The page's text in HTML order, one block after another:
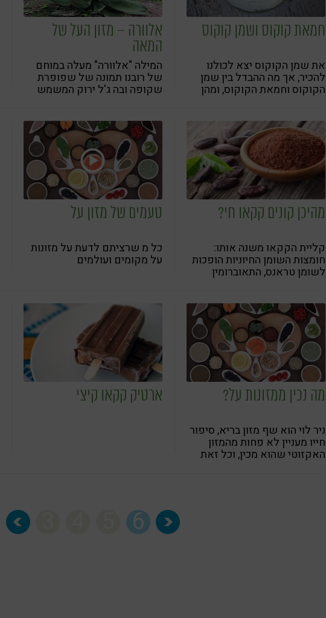
חמאת קוקוס ושמן קוקוס
את שמן הקוקוס יצא לכולנו
להכיר, אך מה ההבדל בין שמן
הקוקוס וחמאת הקוקוס, ומהן
ובריאה העשירה בסגולות
מרפא?
אלוורה – מזון העל של
המאה
המילה "אלוורה" מעלה במוחם
של רובנו תמונה של שפופרת
שקופה ובה ג'ל ירוק המשמש
את סגולותיה המגוונות של
האלוורה האמיתית
מהיכן קונים קקאו חי?
קליית הקקאו משנה אותו:
חומצות השומן החיוניות הופכות
לשומן טראנס, התאוברומין
מבקשים להשתמש בקקאו חי
או במילים אחרות קקאו RAW
טעמים של מזון על
כל מ שרציתם לדעת על מזונות
על מקומים ועולמים
מה נכין ממזונות על?
ניר לוי הוא שף מזון בריא, סיפור
חייו מעניין לא פחות מהמזון
האקזוטי שהוא מכין, וכל זאת
ארטיק קקאו קיצי
6